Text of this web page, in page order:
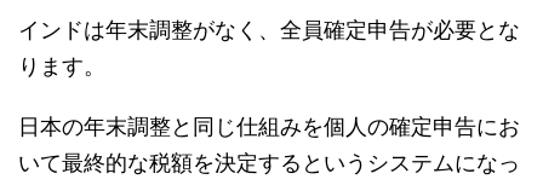
インドは年末調整がなく、全員確定申告が必要とな
ります。
日本の年末調整と同じ仕組みを個人の確定申告にお
いて最終的な税額を決定するというシステムになっ